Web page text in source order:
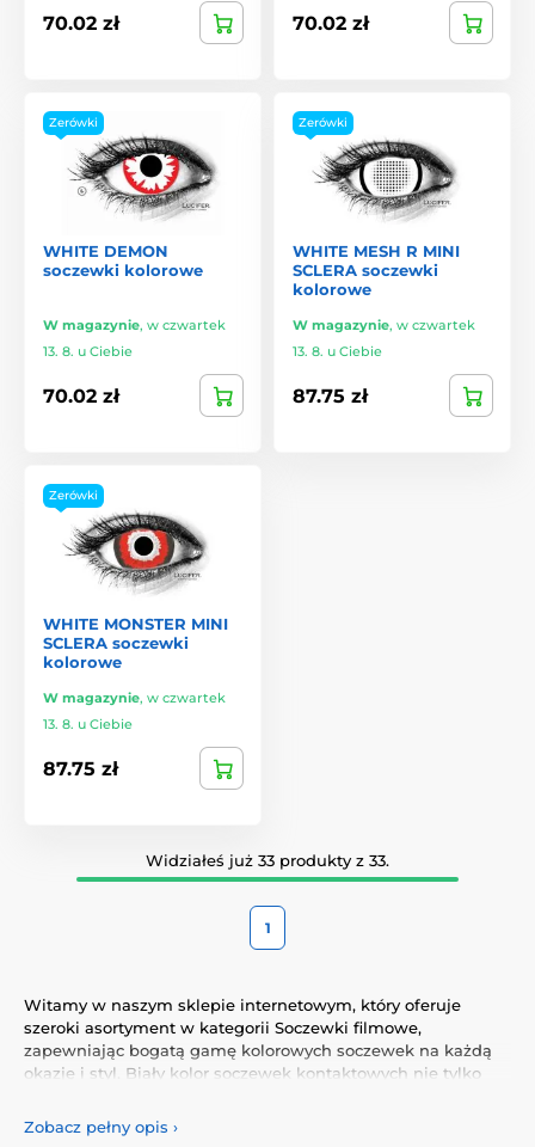
70.02 zł 70.02 zł
Zerówki
WHITE DEMON
soczewki kolorowe
W magazynie, w czwartek
13. 8. u Ciebie
70.02 zł
Zerówki
WHITE MESH R MINI
SCLERA soczewki
kolorowe
W magazynie, w czwartek
13. 8. u Ciebie
87.75 zł
Zerówki
WHITE MONSTER MINI
SCLERA soczewki
kolorowe
W magazynie, w czwartek
13. 8. u Ciebie
87.75 zł
Widziałeś już 33 produkty z 33.
1
Witamy w naszym sklepie internetowym, który oferuje
szeroki asortyment w kategorii Soczewki filmowe,
zapewniając bogatą gamę kolorowych soczewek na każdą
okazję i styl. Biały kolor soczewek kontaktowych nie tylko
wyrazić swoją osobowość i wyjątkowość.
Zobacz pełny opis ›